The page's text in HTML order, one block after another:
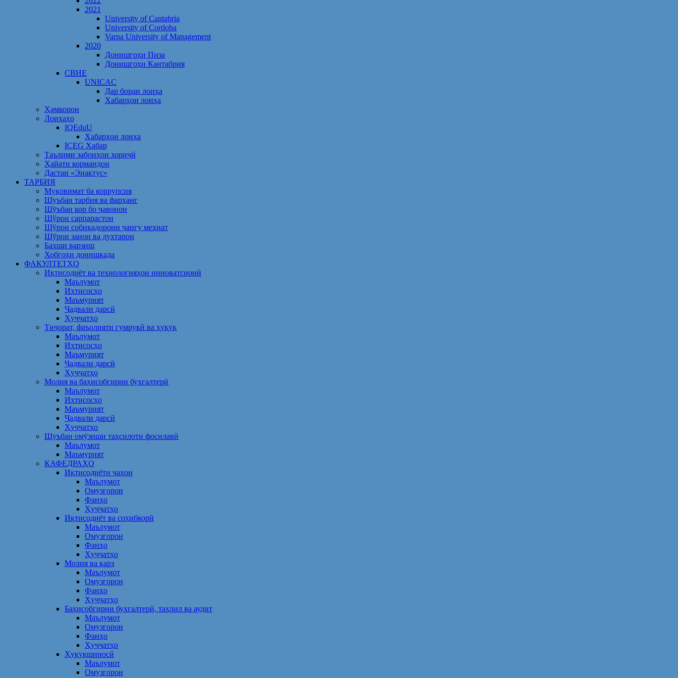
2021
University of Cantabria
University of Cordoba
Varna University of Management
2020
Донишгоҳи Пиза
Донишгоҳи Кантабрия
CBHE
UNICAC
Дар бораи лоиҳа
Хабарҳои лоиҳа
Ҳамкорон
Лоихаҳо
IQEduU
Хабарҳои лоиҳа
ICEG Хабар
Таълими забонҳои хориҷӣ
Ҳайати кормандон
Дастаи «Энактус»
ТАРБИЯ
Муқовимат ба коррупсия
Шуъбаи тарбия ва фарҳанг
Шӯъбаи кор бо ҷавонон
Шўрои сарпарастон
Шўрои собиқадорони ҷангу меҳнат
Шӯрои занон ва духтарон
Бахши варзиш
Хобгоҳи донишкада
ФАКУЛТЕТҲО
Иқтисодиёт ва технологияҳои инноватсионӣ
Маълумот
Ихтисосҳо
Маъмурият
Ҷадвали дарсӣ
Ҳуҷҷатҳо
Тиҷорат, фаъолияти гумрукӣ ва ҳуқуқ
Маълумот
Ихтисосҳо
Маъмурият
Ҷадвали дарсӣ
Ҳуҷҷатҳо
Молия ва баҳисобгирии бухгалтерӣ
Маълумот
Ихтисосҳо
Маъмурият
Ҷадвали дарсӣ
Ҳуҷҷатҳо
Шуъбаи омӯзиши таҳсилоти фосилавӣ
Маълумот
Маъмурият
КАФЕДРАҲО
Иқтисодиёти ҷаҳон
Маълумот
Омузгорон
Фанҳо
Ҳуҷҷатҳо
Иқтисодиёт ва соҳибкорӣ
Маълумот
Омузгорон
Фанҳо
Ҳуҷҷатҳо
Молия ва қарз
Маълумот
Омузгорон
Фанҳо
Ҳуҷҷатҳо
Баҳисобгирии бухгалтерӣ, таҳлил ва аудит
Маълумот
Омузгорон
Фанҳо
Ҳуҷҷатҳо
Ҳуқуқшиносӣ
Маълумот
Омузгорон